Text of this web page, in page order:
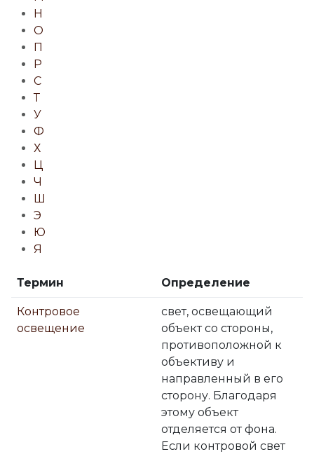
Н
О
П
Р
С
Т
У
Ф
Х
Ц
Ч
Ш
Э
Ю
Я
Термин Определение
Контровое
освещение
свет, освещающий
объект со стороны,
противоположной к
объективу и
направленный в его
сторону. Благодаря
этому объект
отделяется от фона.
Если контровой свет